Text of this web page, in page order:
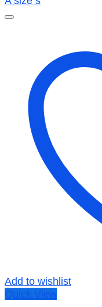
Add to wishlist
Quick View